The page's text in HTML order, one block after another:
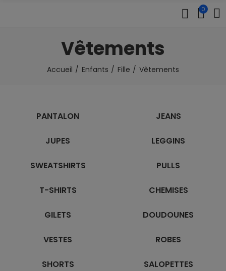
0
Vêtements
Accueil Enfants Fille Vêtements
PANTALON JEANS
JUPES LEGGINS
SWEATSHIRTS PULLS
T-SHIRTS CHEMISES
GILETS DOUDOUNES
VESTES ROBES
SHORTS SALOPETTES